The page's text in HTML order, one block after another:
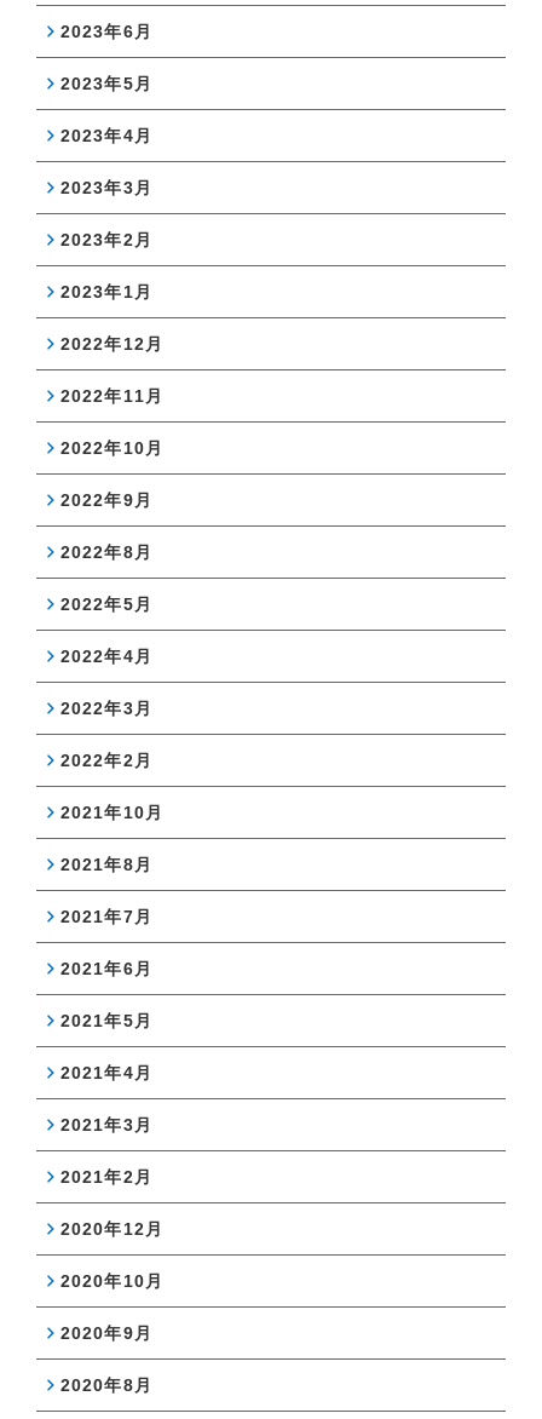
2023年6月
2023年5月
2023年4月
2023年3月
2023年2月
2023年1月
2022年12月
2022年11月
2022年10月
2022年9月
2022年8月
2022年5月
2022年4月
2022年3月
2022年2月
2021年10月
2021年8月
2021年7月
2021年6月
2021年5月
2021年4月
2021年3月
2021年2月
2020年12月
2020年10月
2020年9月
2020年8月